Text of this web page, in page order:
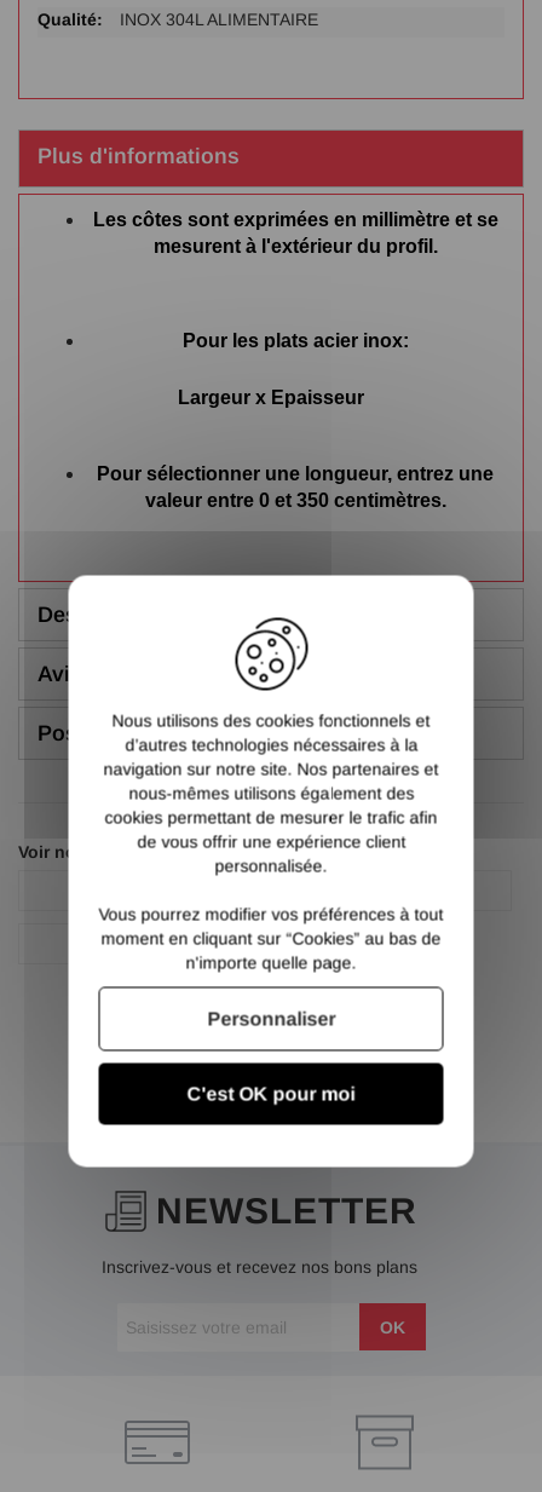
INOX 304L ALIMENTAIRE
Plus d'informations
Les côtes sont exprimées en millimètre et se
mesurent à l'extérieur du profil.
Pour les plats acier inox:
Largeur x Epaisseur
Pour sélectionner une longueur, entrez une
valeur entre 0 et 350 centimètres.
Description
Avis (5.00/5)
Poser une question
Voir nos autres pages :
Plat inox 304l
NEWSLETTER
Inscrivez-vous et recevez nos bons plans
OK
Nous utilisons des cookies fonctionnels et
d’autres technologies nécessaires à la
navigation sur notre site. Nos partenaires et
nous-mêmes utilisons également des
cookies permettant de mesurer le trafic afin
de vous offrir une expérience client
personnalisée.
Vous pourrez modifier vos préférences à tout
moment en cliquant sur “Cookies” au bas de
n'importe quelle page.
C'est OK pour moi
Personnaliser